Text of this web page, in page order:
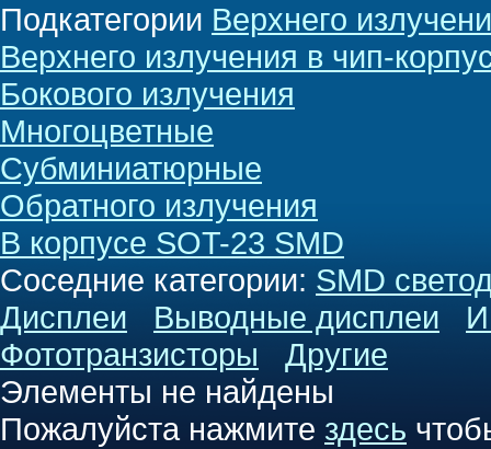
Подкатегории Верхнего
Верхнего излучения в чип-
Бокового излучения
Многоцветные
Субминиатюрные
Обратного излучения
В корпусе SOT-23 SMD
Соседние категории: SMD
Дисплеи
Выводные дисплеи
Фототранзисторы
Другие
Элементы не найдены
Пожалуйста нажмите здесь